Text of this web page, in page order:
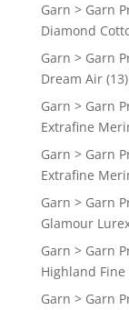
Garn > Garn
Diamond
Garn > Garn
Dream Air (13)
Garn > Garn
Extrafine
Garn > Garn
Extrafine
Garn > Garn
Glamour
Garn > Garn
Highland Fine
Garn > Garn